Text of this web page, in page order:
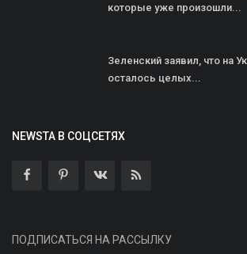
которые уже произошли...
Зеленский заявил, что на
осталось целых...
NEWSTA В СОЦСЕТЯХ
ПОДПИСАТЬСЯ НА РАССЫЛКУ